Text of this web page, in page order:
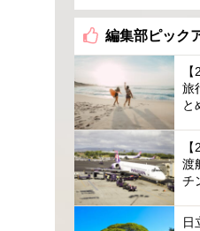
編集部ピック
旅
と
渡
チ
日